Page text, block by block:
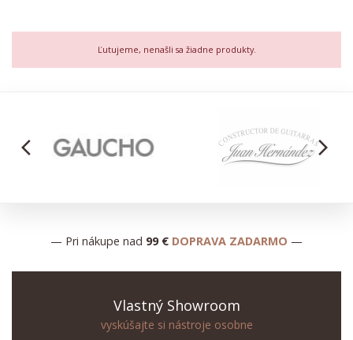
Ľutujeme, nenašli sa žiadne produkty.
arrow_back_ios arrow_forward_ios
— Pri nákupe nad 99 € DOPRAVA ZADARMO —
Vlastný Showroom
vyskúšajte si nástroje osobne